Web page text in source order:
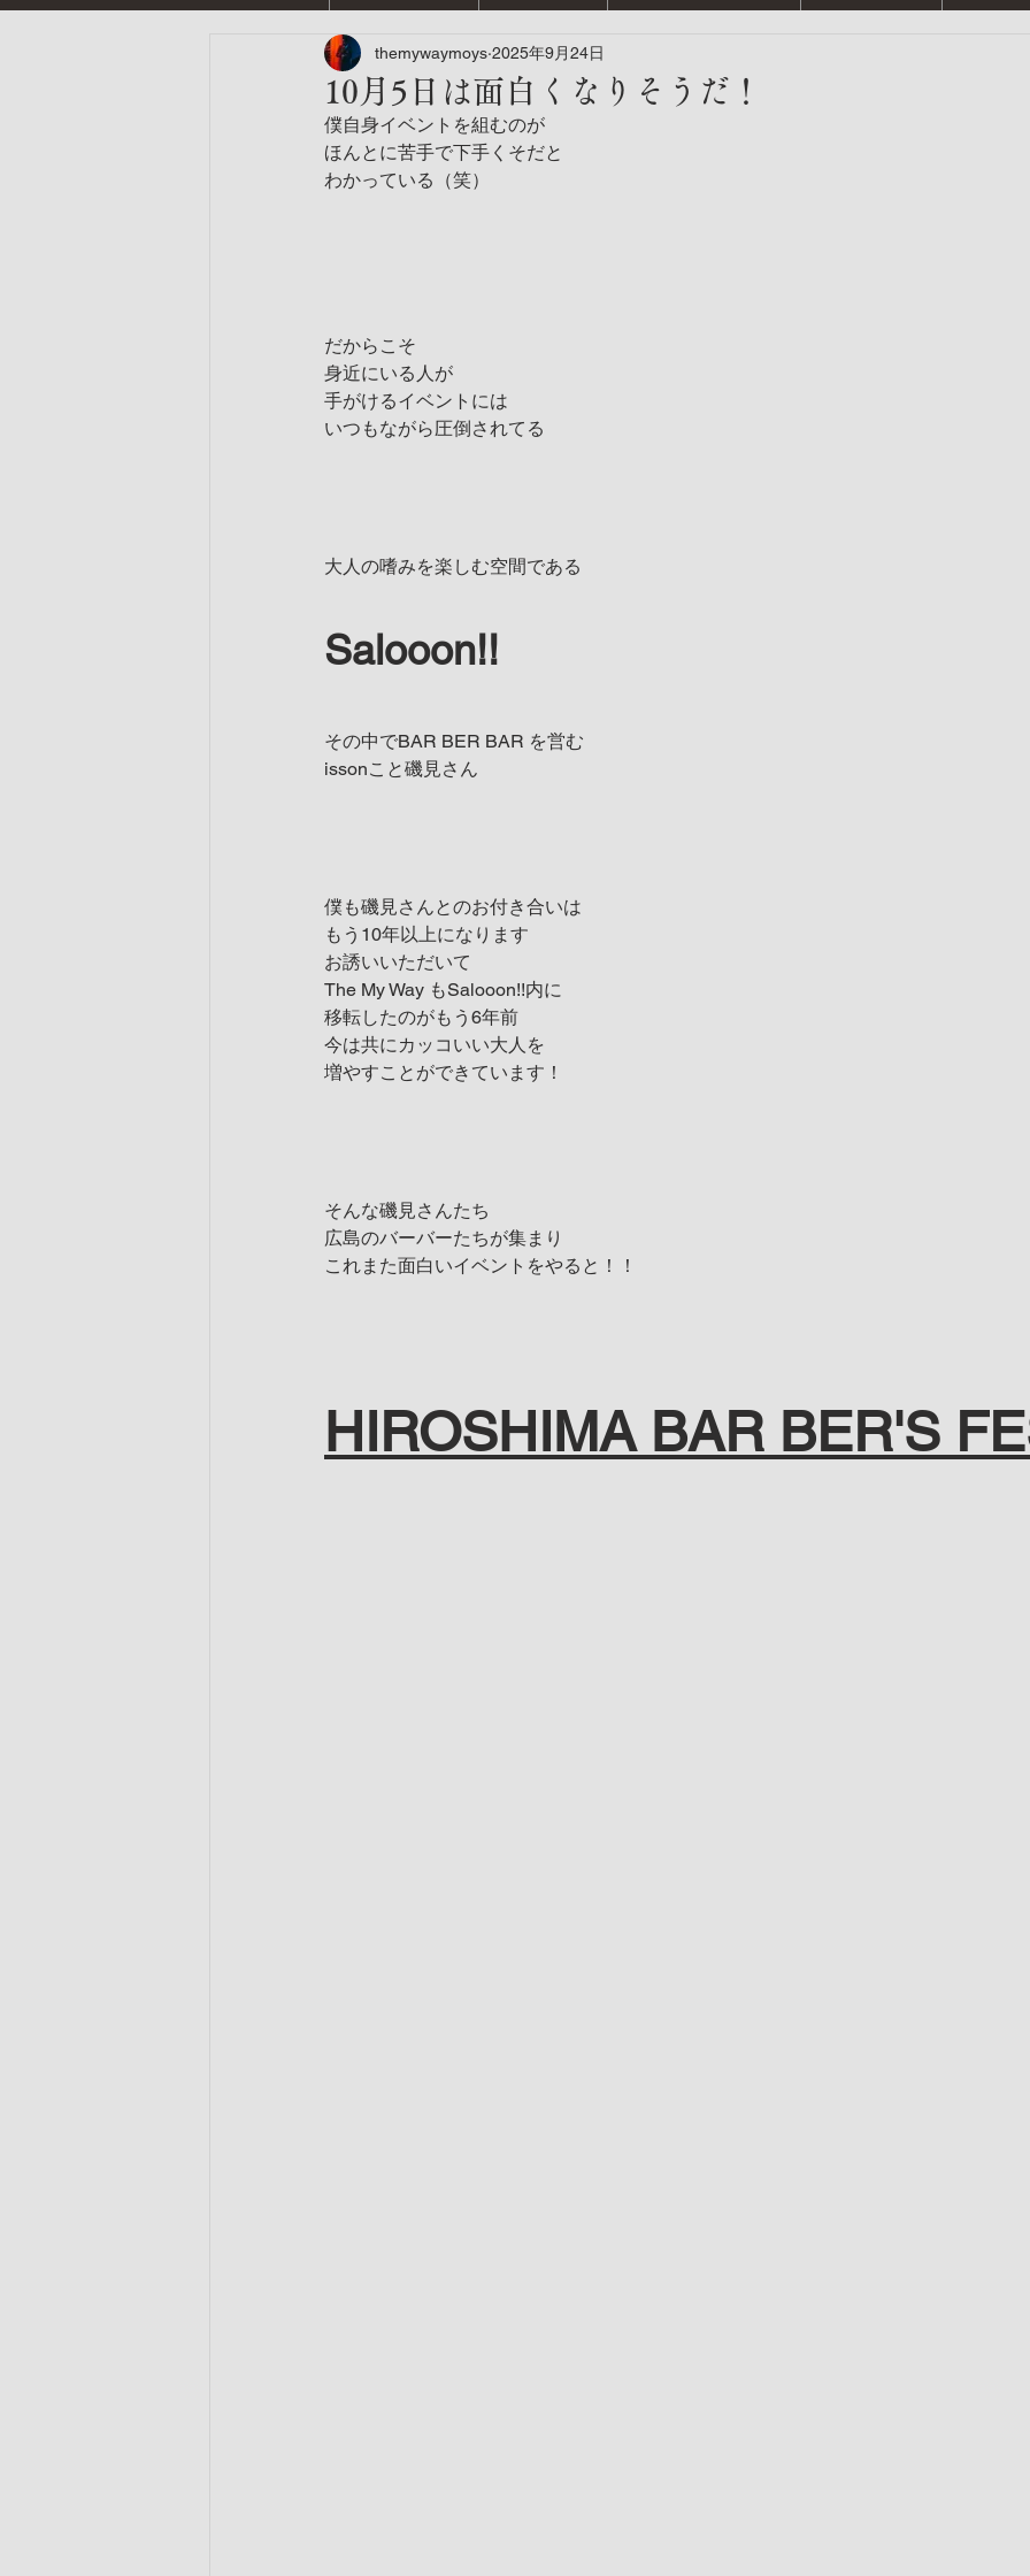
10月5日は面白くなりそうだ！
themywaymoys 2025年9月24日
僕自身イベントを組むのが
ほんとに苦手で下手くそだと
わかっている（笑）
だからこそ
身近にいる人が
手がけるイベントには
いつもながら圧倒されてる
大人の嗜みを楽しむ空間である
Salooon!!
その中でBAR BER BAR を営む
issonこと磯見さん
僕も磯見さんとのお付き合いは
もう10年以上になります
お誘いいただいて
The My Way もSalooon!!内に
移転したのがもう6年前
今は共にカッコいい大人を
増やすことができています！
そんな磯見さんたち
広島のバーバーたちが集まり
これまた面白いイベントをやると！！
HIROSHIMA BAR BER'S